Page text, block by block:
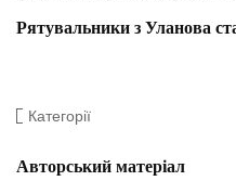
Рятувальники з Уланова
Категорії
Авторський матеріал